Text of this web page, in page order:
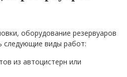
оборудование резервуаров
следующие виды работ:
из автоцистерн или